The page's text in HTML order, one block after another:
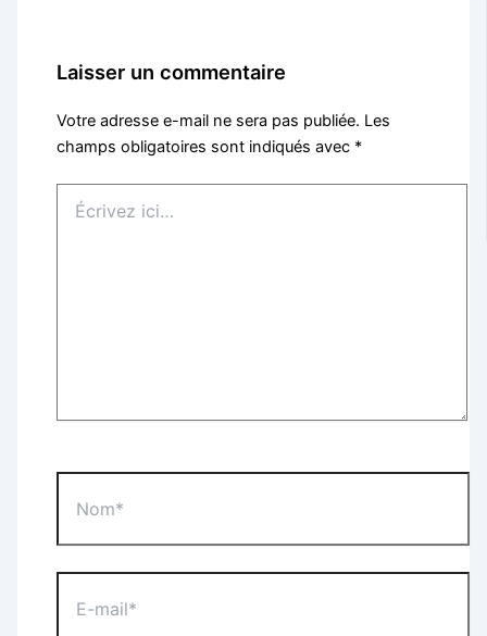
Laisser un commentaire
Votre adresse e-mail ne sera pas publiée. Les
champs obligatoires sont indiqués avec *
ici…
mail*